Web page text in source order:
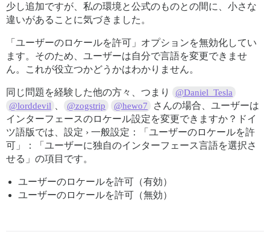
少し追加ですが、私の環境と公式のものとの間に、小さな
違いがあることに気づきました。
「ユーザーのロケールを許可」オプションを無効化してい
ます。そのため、ユーザーは自分で言語を変更できませ
ん。これが役立つかどうかはわかりません。
同じ問題を経験した他の方々、つまり
@Daniel_Tesla
@lorddevil
@zogstrip @hewo7
さんの場合、ユーザーは
インターフェースのロケール設定を変更できますか？ドイ
ツ語版では、設定 › 一般設定：「ユーザーのロケールを許
可」：「ユーザーに独自のインターフェース言語を選択さ
せる」の項目です。
ユーザーのロケールを許可（有効）
ユーザーのロケールを許可（無効）